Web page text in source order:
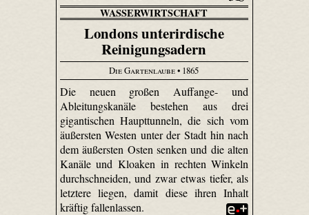
WASSERWIRTSCHAFT
Londons unterirdische
Reinigungsadern
Die Gartenlaube• 1865
Die neuen großen Auffange- und
Ableitungskanäle bestehen aus drei
gigantischen Haupttunneln, die sich vom
äußersten Westen unter der Stadt hin nach
dem äußersten Osten senken und die alten
Kanäle und Kloaken in rechten Winkeln
durchschneiden, und zwar etwas tiefer, als
letztere liegen, damit diese ihren Inhalt
kräftig fallenlassen.